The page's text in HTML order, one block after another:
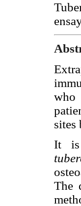
who
sites
It is
The